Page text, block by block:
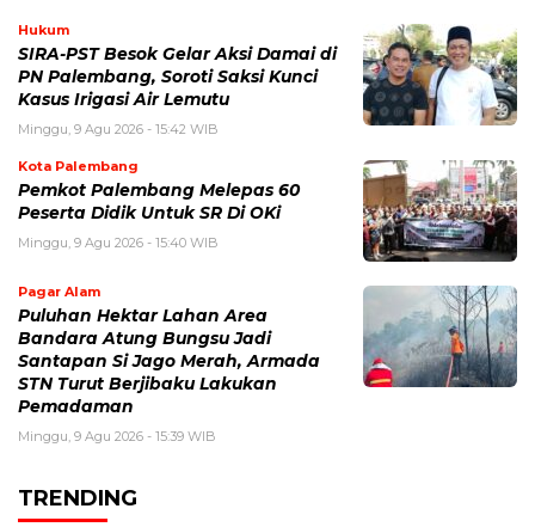
Hukum
SIRA-PST Besok Gelar Aksi Damai di
PN Palembang, Soroti Saksi Kunci
Kasus Irigasi Air Lemutu
Minggu, 9 Agu 2026 - 15:42 WIB
Kota Palembang
Pemkot Palembang Melepas 60
Peserta Didik Untuk SR Di OKi
Minggu, 9 Agu 2026 - 15:40 WIB
Pagar Alam
Puluhan Hektar Lahan Area
Bandara Atung Bungsu Jadi
Santapan Si Jago Merah, Armada
STN Turut Berjibaku Lakukan
Pemadaman
Minggu, 9 Agu 2026 - 15:39 WIB
TRENDING